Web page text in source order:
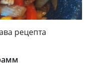
рецепта